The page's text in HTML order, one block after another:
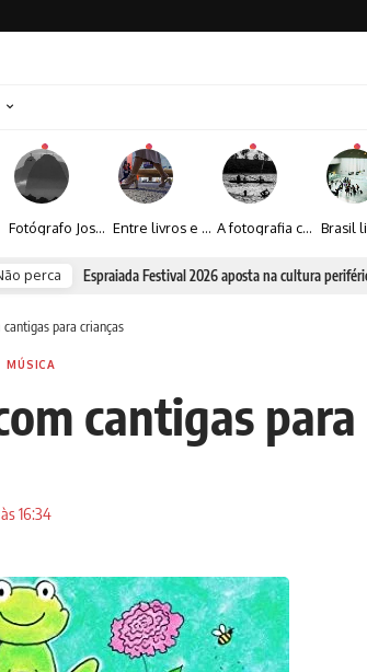
Fotógrafo José Roberto apresenta um olhar sensível sobre arquitetura, formas e luz na fotografia Entre livros e fotografia autoral, Sebastião Reis consolida uma trajetória marcada pelo olhar artístico A fotografia contemporânea de Cynthia Feyh Jappur entre luz, movimento e arte
perca Renato Seerig e a poesia da natureza iluminada
para crianças
MÚSICA
cantigas
16:34